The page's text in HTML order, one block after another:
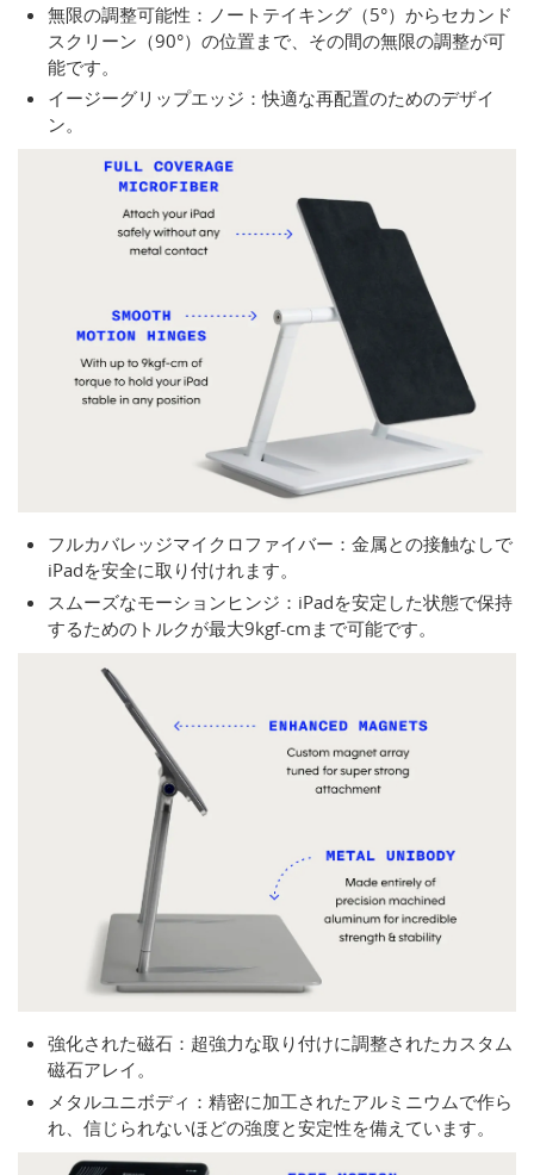
無限の調整可能性：ノートテイキング（5°）からセカンド
スクリーン（90°）の位置まで、その間の無限の調整が可
能です。
イージーグリップエッジ：快適な再配置のためのデザイ
ン。
フルカバレッジマイクロファイバー：金属との接触なしで
iPadを安全に取り付けれます。
スムーズなモーションヒンジ：iPadを安定した状態で保持
するためのトルクが最大9kgf-cmまで可能です。
強化された磁石：超強力な取り付けに調整されたカスタム
磁石アレイ。
メタルユニボディ：精密に加工されたアルミニウムで作ら
れ、信じられないほどの強度と安定性を備えています。